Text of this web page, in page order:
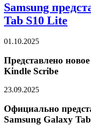
Samsung
Tab S10 Lite
01.10.2025
Представлено
Kindle Scribe
23.09.2025
Официально
Samsung Galaxy